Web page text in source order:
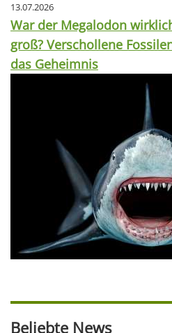
13.07.2026
War der Megalodon
groß? Verschollene
das Geheimnis
Beliebte News